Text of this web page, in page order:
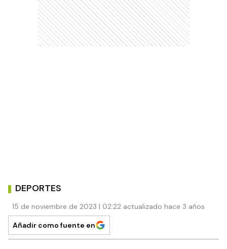
DEPORTES
15 de noviembre de 2023 | 02:22 actualizado hace 3 años
Añadir como fuente en